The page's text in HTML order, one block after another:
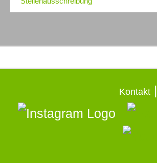
Kontakt|